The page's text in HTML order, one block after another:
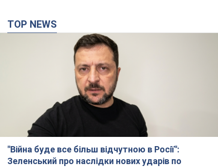
TOP NEWS
"Війна буде все більш відчутною в Росії":
Зеленський про наслідки нових ударів по